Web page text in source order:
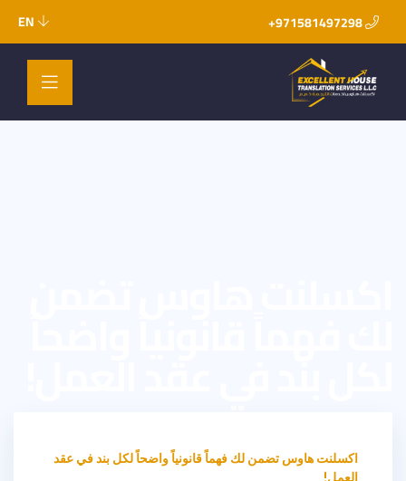
971581497298+
EN
اكسلنت هاوس تضمن لك فهماً قانونياً واضحاً لكل بند في عقد
العمل!